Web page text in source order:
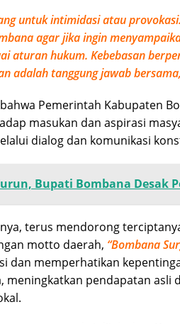
untuk intimidasi atau
agar jika ingin
aturan hukum. Kebebasan
adalah tanggung jawab
Pemerintah Kabupaten
masukan dan aspirasi
dialog dan komunikasi
Bupati Bombana Desak
terus mendorong
motto daerah, “Bombana
dan memperhatikan
meningkatkan pendapatan asli